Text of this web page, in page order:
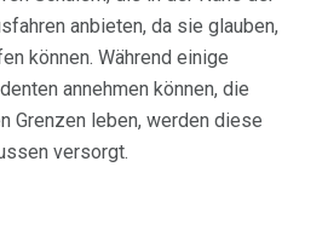
anbieten, da sie glauben,
können. Während einige
annehmen können, die
Grenzen leben, werden diese
versorgt.